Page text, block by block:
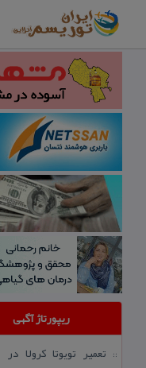
ریپورتاژ آگهی
:: تعمیر تویوتا كرولا